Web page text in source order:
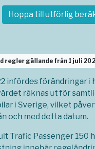
Hoppa till utförlig
regler gällande från 1 juli
infördes förändringar i
räknas ut för
i Sverige, vilket
och med detta datum.
Trafic Passenger 150